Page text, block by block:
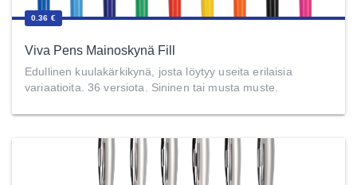
0.36 €
Viva Pens Mainoskynä Fill
Edullinen kuulakärkikynä, josta löytyy useita erilaisia
variaatioita. 36 versiota. Sininen tai musta muste.